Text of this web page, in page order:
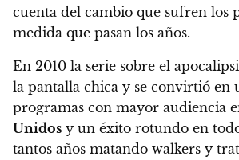
cuenta del cambio que sufren los
medida que pasan los años.
En 2010 la serie sobre el
la pantalla chica y se convirtió en
programas con mayor audiencia
Unidos y un éxito rotundo en
tantos años matando walkers y